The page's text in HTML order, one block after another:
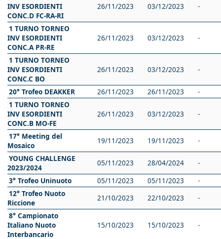
INV ESORDIENTI
CONC.D FC-RA-RI
26/11/2023 03/12/2023 -
1 TURNO TORNEO
INV ESORDIENTI
CONC.A PR-RE
26/11/2023 03/12/2023 -
1 TURNO TORNEO
INV ESORDIENTI
CONC.C BO
26/11/2023 03/12/2023 -
20° Trofeo DEAKKER 26/11/2023 26/11/2023
-
1 TURNO TORNEO
INV ESORDIENTI
CONC.B MO-FE
26/11/2023 03/12/2023 -
17° Meeting del
Mosaico
19/11/2023 19/11/2023
-
YOUNG CHALLENGE
2023/2024
05/11/2023 28/04/2024
-
3° Trofeo Uninuoto
05/11/2023 05/11/2023
-
12° Trofeo Nuoto
Riccione
21/10/2023 22/10/2023
-
8° Campionato
Italiano Nuoto
Interbancario
15/10/2023 15/10/2023 -